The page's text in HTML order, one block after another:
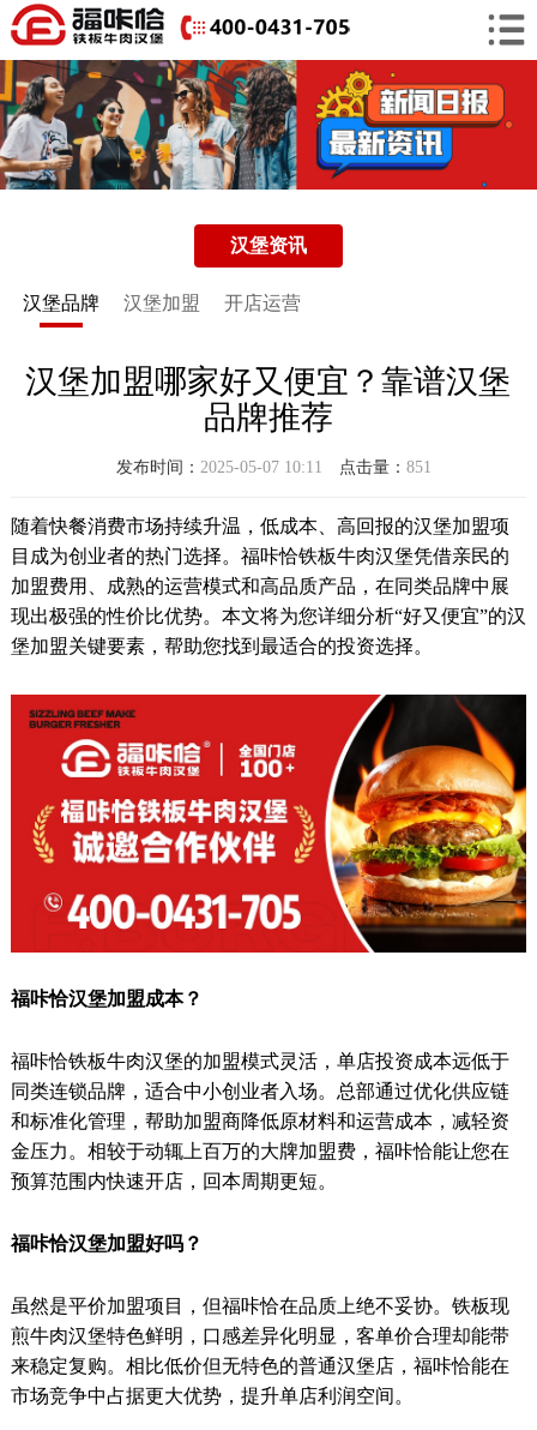
汉堡资讯
汉堡品牌 汉堡加盟 开店运营
汉堡加盟哪家好又便宜？靠谱汉堡
品牌推荐
发布时间：2025-05-07 10:11 点击量：851
随着快餐消费市场持续升温，低成本、高回报的汉堡加盟项
目成为创业者的热门选择。福咔恰铁板牛肉汉堡凭借亲民的
加盟费用、成熟的运营模式和高品质产品，在同类品牌中展
现出极强的性价比优势。本文将为您详细分析“好又便宜”的汉
堡加盟关键要素，帮助您找到最适合的投资选择。
福咔恰汉堡加盟成本？
福咔恰铁板牛肉汉堡的加盟模式灵活，单店投资成本远低于
同类连锁品牌，适合中小创业者入场。总部通过优化供应链
和标准化管理，帮助加盟商降低原材料和运营成本，减轻资
金压力。相较于动辄上百万的大牌加盟费，福咔恰能让您在
预算范围内快速开店，回本周期更短。
福咔恰汉堡加盟好吗？
虽然是平价加盟项目，但福咔恰在品质上绝不妥协。铁板现
煎牛肉汉堡特色鲜明，口感差异化明显，客单价合理却能带
来稳定复购。相比低价但无特色的普通汉堡店，福咔恰能在
市场竞争中占据更大优势，提升单店利润空间。